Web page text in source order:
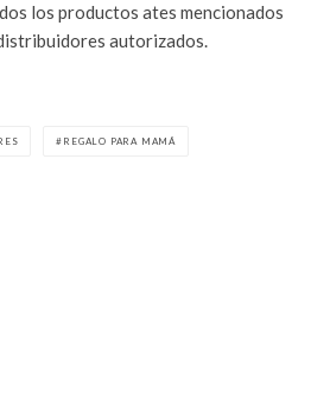
los productos ates mencionados
autorizados.
REGALO PARA MAMÁ